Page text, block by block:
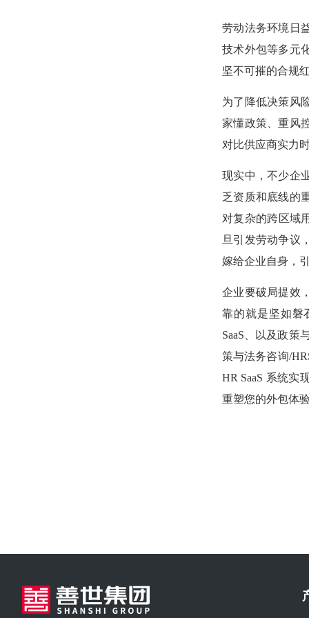
劳动法务环境日
技术外包等多元
坚不可摧的合规
为了降低决策风
家懂政策、重风
对比供应商实力
现实中，不少企
乏资质和底线的
对复杂的跨区域
旦引发劳动争议
嫁给企业自身，
企业要破局提效
靠的就是坚如磐
SaaS、以及政策
策与法务咨询/
HR SaaS 系统实
重塑您的外包体